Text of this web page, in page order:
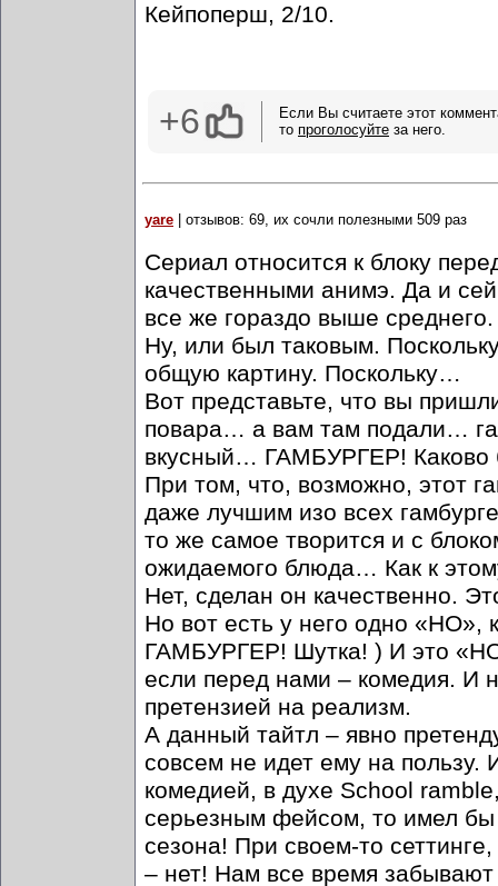
Кейпоперш, 2/10.
+6
Если Вы считаете этот
то проголосуйте за него.
yare | отзывов: 69, их сочли полезными 509 раз
Сериал относится к блоку
качественными анимэ. Да и
все же гораздо выше
Ну, или был таковым.
общую картину. Поскольку…
Вот представьте, что вы
повара… а вам там подали…
вкусный… ГАМБУРГЕР! Каково
При том, что, возможно, этот
даже лучшим изо всех
то же самое творится и с
ожидаемого блюда… Как к
Нет, сделан он качественно.
Но вот есть у него одно «НО»,
ГАМБУРГЕР! Шутка! ) И это
если перед нами – комедия. И
претензией на реализм.
А данный тайтл – явно
совсем не идет ему на
комедией, в духе School
серьезным фейсом, то имел
сезона! При своем-то
– нет! Нам все время